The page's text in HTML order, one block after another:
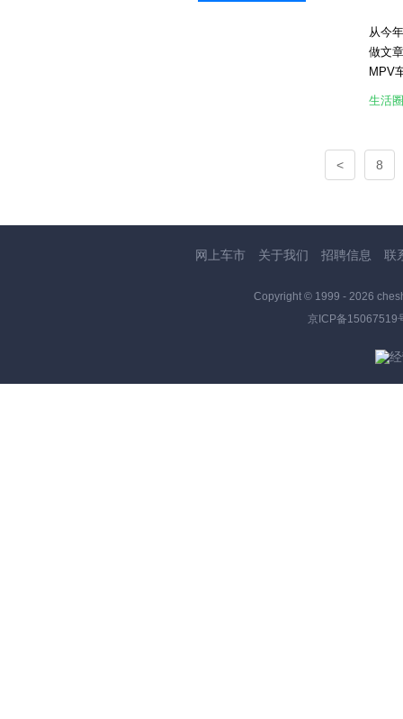
水平
从今
做文
MPV
相当
屏幕
放电
验。
加码
臂后
生活圈
< 8
网上车市 关于我们 招聘信息 联
Copyright © 1999 - 2026
京ICP备15067519